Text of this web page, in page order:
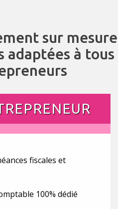
sur mesure
adaptées à tous
fiscales et
100% dédié